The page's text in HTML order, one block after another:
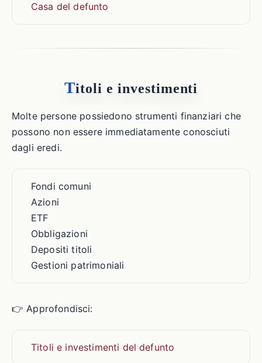
Casa del defunto
Titoli e investimenti
Molte persone possiedono strumenti finanziari che
possono non essere immediatamente conosciuti
dagli eredi.
Fondi comuni
Azioni
ETF
Obbligazioni
Depositi titoli
Gestioni patrimoniali
👉 Approfondisci:
Titoli e investimenti del defunto